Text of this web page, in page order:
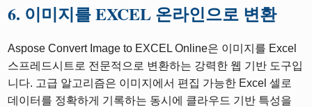
6. 이미지를 EXCEL 온라인으로 변환
Aspose Convert Image to EXCEL Online은 이미지를 Excel
스프레드시트로 전문적으로 변환하는 강력한 웹 기반 도구입
니다. 고급 알고리즘은 이미지에서 편집 가능한 Excel 셀로
데이터를 정확하게 기록하는 동시에 클라우드 기반 특성을